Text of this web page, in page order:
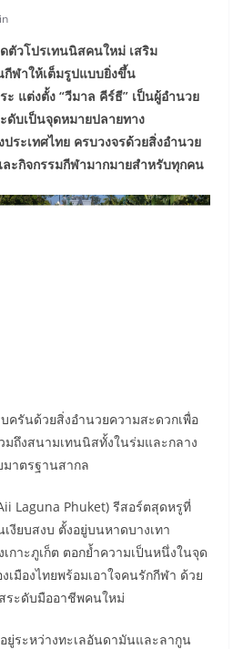
ตัวโปรเทนนิสคนใหม่ เสริม
ฬาให้เต็มรูปแบบยิ่งขึ้น
แต่งตั้ง “วีมาล คีร์ธี” เป็นผู้อำนวย
ดับเป็นจุดหมายปลายทาง
ระเทศไทย ครบวงจรด้วยสิ่งอำนวย
ะกิจกรรมกีฬามากมายสำหรับทุกคน
ครันด้วยสิ่งอำนวยความสะดวกเพื่อ
มถึงสนามเทนนิสทั้งในร่มและกลาง
มาตรฐานสากล
Laguna Phuket) รีสอร์ตสุดหรูที่
งียบสงบ ตั้งอยู่บนหาดบางเทา
กาะภูเก็ต ตอกย้ำความเป็นหนึ่งในจุด
มืองไทยพร้อมเอาใจคนรักกีฬา ด้วย
ระดับมืออาชีพคนใหม่
ยู่ระหว่างทะเลอันดามันและลากูน